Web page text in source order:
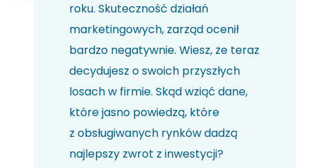
roku. Skuteczność działań
marketingowych, zarząd ocenił
bardzo negatywnie. Wiesz, że teraz
decydujesz o swoich przyszłych
losach w firmie. Skąd wziąć dane,
które jasno powiedzą, które
z obsługiwanych rynków dadzą
najlepszy zwrot z inwestycji?